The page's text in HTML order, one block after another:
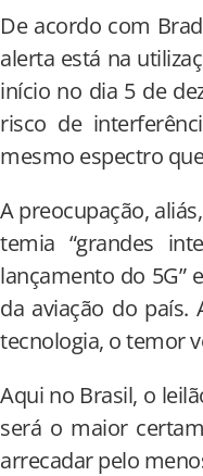
De acordo com
alerta está na
início no dia 5 de
risco de
mesmo espectro
A preocupação,
temia “grandes
lançamento do 5G”
da aviação do país.
tecnologia, o temor
Aqui no Brasil, o
será o maior
arrecadar pelo